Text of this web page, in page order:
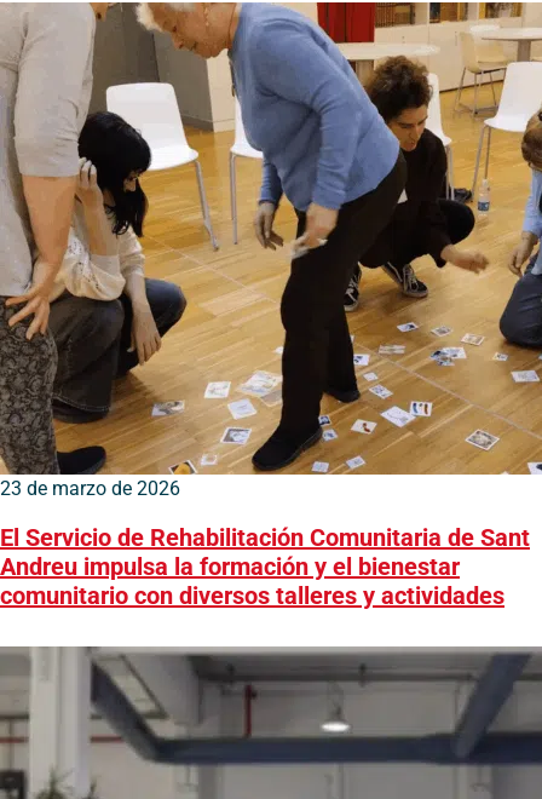
23 de marzo de 2026
El Servicio de Rehabilitación Comunitaria de Sant
Andreu impulsa la formación y el bienestar
comunitario con diversos talleres y actividades